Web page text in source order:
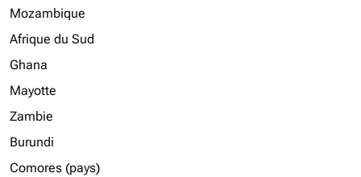
Mozambique
Afrique du Sud
Ghana
Mayotte
Zambie
Burundi
Comores (pays)